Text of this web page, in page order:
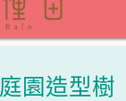
庭園造型樹